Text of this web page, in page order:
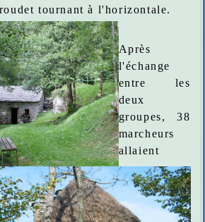
tournant à l'horizontale.
Après
l'échange
entre les
deux
groupes, 38
marcheurs
allaient